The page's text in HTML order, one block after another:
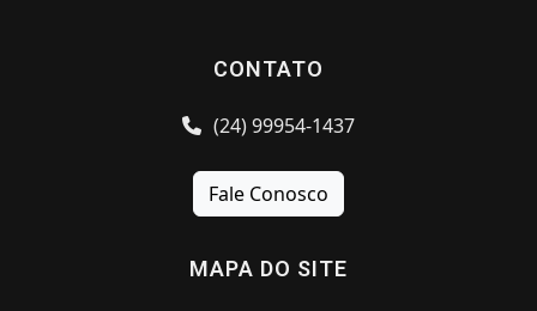
CONTATO
(24) 99954-1437
Fale Conosco
MAPA DO SITE